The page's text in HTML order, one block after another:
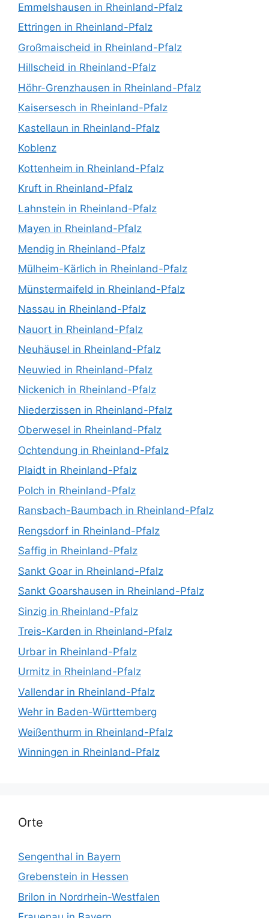
Emmelshausen in Rheinland-Pfalz
Ettringen in Rheinland-Pfalz
Großmaischeid in Rheinland-Pfalz
Hillscheid in Rheinland-Pfalz
Höhr-Grenzhausen in Rheinland-Pfalz
Kaisersesch in Rheinland-Pfalz
Kastellaun in Rheinland-Pfalz
Koblenz
Kottenheim in Rheinland-Pfalz
Kruft in Rheinland-Pfalz
Lahnstein in Rheinland-Pfalz
Mayen in Rheinland-Pfalz
Mendig in Rheinland-Pfalz
Mülheim-Kärlich in Rheinland-Pfalz
Münstermaifeld in Rheinland-Pfalz
Nassau in Rheinland-Pfalz
Nauort in Rheinland-Pfalz
Neuhäusel in Rheinland-Pfalz
Neuwied in Rheinland-Pfalz
Nickenich in Rheinland-Pfalz
Niederzissen in Rheinland-Pfalz
Oberwesel in Rheinland-Pfalz
Ochtendung in Rheinland-Pfalz
Plaidt in Rheinland-Pfalz
Polch in Rheinland-Pfalz
Ransbach-Baumbach in Rheinland-Pfalz
Rengsdorf in Rheinland-Pfalz
Saffig in Rheinland-Pfalz
Sankt Goar in Rheinland-Pfalz
Sankt Goarshausen in Rheinland-Pfalz
Sinzig in Rheinland-Pfalz
Treis-Karden in Rheinland-Pfalz
Urbar in Rheinland-Pfalz
Urmitz in Rheinland-Pfalz
Vallendar in Rheinland-Pfalz
Wehr in Baden-Württemberg
Weißenthurm in Rheinland-Pfalz
Winningen in Rheinland-Pfalz
Orte
Sengenthal in Bayern
Grebenstein in Hessen
Brilon in Nordrhein-Westfalen